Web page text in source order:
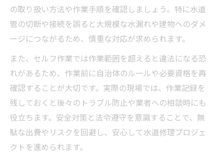
の取り扱い方法や作業手順を確認しましょう。特に水道
管の切断や接続を誤ると大規模な水漏れや建物へのダメ
ージにつながるため、慎重な対応が求められます。
また、セルフ作業では作業範囲を超えると違法になる恐
れがあるため、作業前に自治体のルールや必要資格を再
確認することが大切です。実際の現場では、作業記録を
残しておくと後々のトラブル防止や業者への相談時にも
役立ちます。安全対策と法令遵守を意識することで、無
駄な出費やリスクを回避し、安心して水道修理プロジェ
クトを進められます。